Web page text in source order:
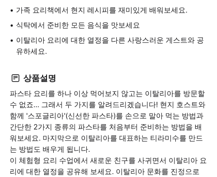
가족 요리책에서 현지 레시피를 재미있게 배워보세요.
식탁에서 준비한 모든 음식을 맛보세요
이탈리아 요리에 대한 열정을 다른 사랑스러운 게스트와 공
유하세요.
상품설명
파스타 요리를 하나 이상 먹어보지 않고는 이탈리아를 방문할
수 없죠... 그래서 두 가지를 알려드리겠습니다! 현지 호스트와
함께 '스포글리아'(신선한 파스타)를 손으로 말아 먹는 방법과
간단한 2가지 종류의 파스타를 처음부터 준비하는 방법을 배
워보세요. 마지막으로 이탈리아를 대표하는 티라미수를 만드
는 방법도 배우게 됩니다.
이 체험형 요리 수업에서 새로운 친구를 사귀면서 이탈리아 요
리에 대한 열정을 공유해 보세요. 이탈리아 문화를 진정으로